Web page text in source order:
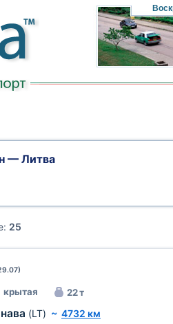
— Литва
25
крытая 22 т
(LT) ~ 4732 км